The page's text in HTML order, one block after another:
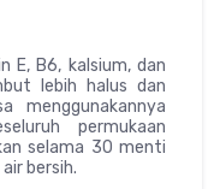
E, B6, kalsium, dan
lebih halus dan
menggunakannya
permukaan
selama 30 menti
bersih.